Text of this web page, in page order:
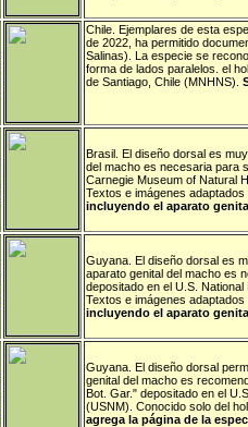
Chile. Ejemplares de esta
de 2022, ha permitido
Salinas). La especie se
forma de lados paralelos. el
de Santiago, Chile (MNHNS).
Brasil. El diseño dorsal es
del macho es necesaria para
Carnegie Museum of Natural
Textos e imágenes
incluyendo el aparato
Guyana. El diseño dorsal es
aparato genital del macho es
depositado en el U.S.
Textos e imágenes
incluyendo el aparato
Guyana. El diseño dorsal
genital del macho es
Bot. Gar." depositado en el
(USNM). Conocido solo del
agrega la página de la